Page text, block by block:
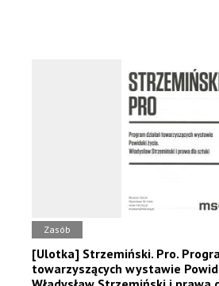
Zasób
[Ulotka] Strzemiński. Pro.
towarzyszących wystawie